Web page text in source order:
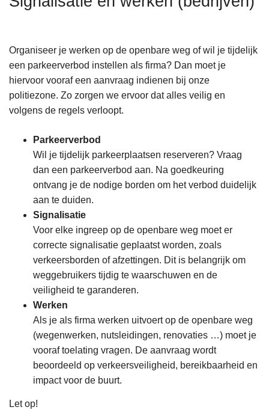
Organiseer je werken op de openbare weg of wil je tijdelijk
een parkeerverbod instellen als firma? Dan moet je
hiervoor vooraf een aanvraag indienen bij onze
politiezone. Zo zorgen we ervoor dat alles veilig en
volgens de regels verloopt.
Parkeerverbod
Wil je tijdelijk parkeerplaatsen reserveren? Vraag
dan een parkeerverbod aan. Na goedkeuring
ontvang je de nodige borden om het verbod duidelijk
aan te duiden.
Signalisatie
Voor elke ingreep op de openbare weg moet er
correcte signalisatie geplaatst worden, zoals
verkeersborden of afzettingen. Dit is belangrijk om
weggebruikers tijdig te waarschuwen en de
veiligheid te garanderen.
Werken
Als je als firma werken uitvoert op de openbare weg
(wegenwerken, nutsleidingen, renovaties …) moet je
vooraf toelating vragen. De aanvraag wordt
beoordeeld op verkeersveiligheid, bereikbaarheid en
impact voor de buurt.
Let op!